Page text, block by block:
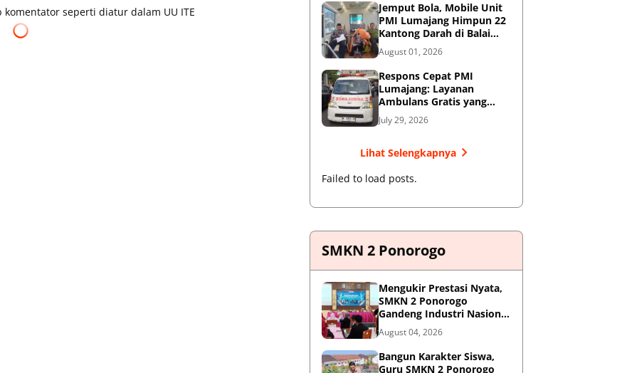
seperti diatur dalam UU ITE
Jemput Bola, Mobile Unit
PMI Lumajang Himpun 22
Kantong Darah di Balai
Desa Jatirejo Kunir
August 01, 2026
Respons Cepat PMI
Lumajang: Layanan
Ambulans Gratis yang
Wajib Diketahui Warga
July 29, 2026
Lihat Selengkapnya
Failed to load posts.
SMKN 2 Ponorogo
Mengukir Prestasi Nyata,
SMKN 2 Ponorogo
Gandeng Industri Nasional
Demi Sesuaikan
Kurikulum dengan
Kebutuhan Dunia Kerja
August 04, 2026
Bangun Karakter Siswa,
Guru SMKN 2 Ponorogo